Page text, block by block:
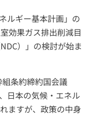
ルギー基本計画」の
効果ガス排出削減目
）」の検討が始ま
条約締約国会議
日本の気候・エネル
ますが、政策の中身